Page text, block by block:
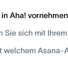
Aha! vornehmen
Sie sich mit
welchem